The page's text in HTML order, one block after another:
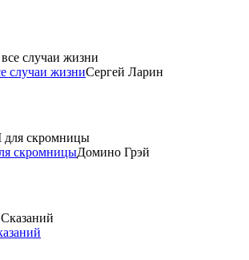
случаи жизниСергей Ларин
скромницыДомино Грэй